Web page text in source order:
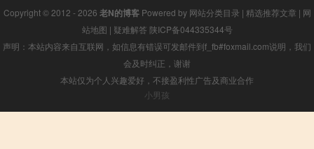
Copyright © 2012 - 2026 老N的博客Powered by 网站分类目录 | 精选推荐文章 | 网
站地图 | 疑难解答 陕ICP备044335344号
声明：本站内容来自互联网，如信息有错误可发邮件到f_fb#foxmail.com说明，我们
会及时纠正，谢谢
本站仅为个人兴趣爱好，不接盈利性广告及商业合作
小男孩